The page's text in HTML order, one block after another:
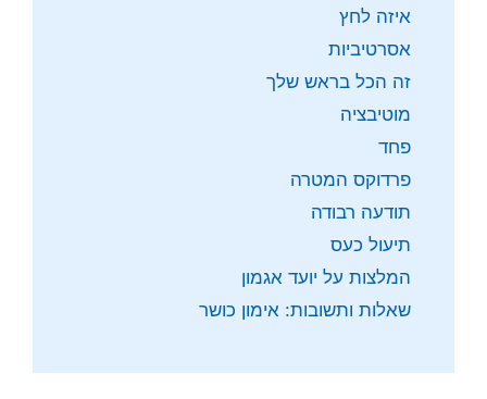
איזה לחץ
אסרטיביות
זה הכל בראש שלך
מוטיבציה
פחד
פרדוקס המטרה
תודעה רבודה
תיעול כעס
המלצות על יועד אגמון
שאלות ותשובות: אימון כושר